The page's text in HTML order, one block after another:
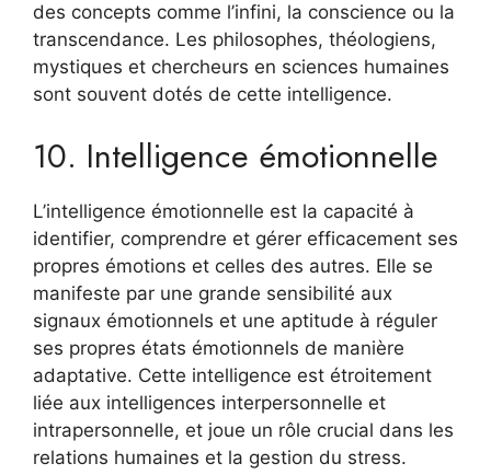
des concepts comme l’infini, la conscience ou la
transcendance. Les philosophes, théologiens,
mystiques et chercheurs en sciences humaines
sont souvent dotés de cette intelligence.
10. Intelligence émotionnelle
L’intelligence émotionnelle est la capacité à
identifier, comprendre et gérer efficacement ses
propres émotions et celles des autres. Elle se
manifeste par une grande sensibilité aux
signaux émotionnels et une aptitude à réguler
ses propres états émotionnels de manière
adaptative. Cette intelligence est étroitement
liée aux intelligences interpersonnelle et
intrapersonnelle, et joue un rôle crucial dans les
relations humaines et la gestion du stress.